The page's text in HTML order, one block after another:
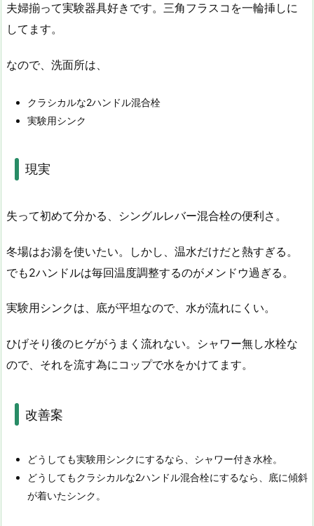
夫婦揃って実験器具好きです。三角フラスコを一輪挿しに
してます。
なので、洗面所は、
クラシカルな2ハンドル混合栓
実験用シンク
現実
失って初めて分かる、シングルレバー混合栓の便利さ。
冬場はお湯を使いたい。しかし、温水だけだと熱すぎる。
でも2ハンドルは毎回温度調整するのがメンドウ過ぎる。
実験用シンクは、底が平坦なので、水が流れにくい。
ひげそり後のヒゲがうまく流れない。シャワー無し水栓な
ので、それを流す為にコップで水をかけてます。
改善案
どうしても実験用シンクにするなら、シャワー付き水栓。
どうしてもクラシカルな2ハンドル混合栓にするなら、底に傾斜
が着いたシンク。